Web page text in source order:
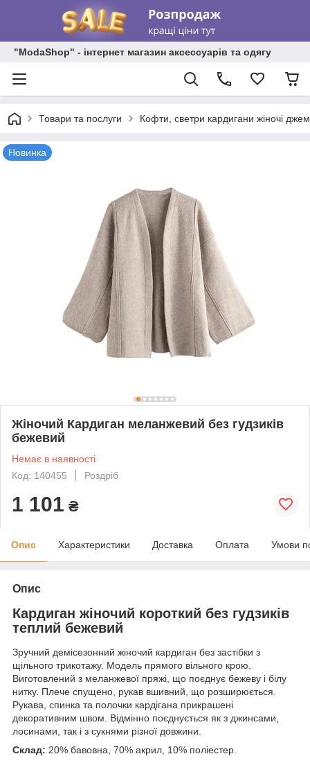
"ModaShop" - інтернет магазин аксессуарів та одягу
Товари та послуги Кофти, светри кардигани жіночі
Новинка
Жіночий Кардиган меланжевий без гудзиків
бежевий
Немає в наявності
Код: 140455
Роздріб
1 101 ₴
Опис Характеристики Доставка Оплата Умови
Опис
Кардиган жіночий короткий без гудзиків
теплий бежевий
Зручний демісезонний жіночий кардиган без застібки з
щільного трикотажу. Модель прямого вільного крою.
Виготовлений з меланжевої пряжі, що поєднує бежеву і білу
нитку. Плече спущено, рукав вшивний, що розширюється.
Рукава, спинка та полочки кардігана прикрашені
декоративним швом. Відмінно поєднується як з джинсами,
лосинами, так і з сукнями різної довжини.
Склад: 20% бавовна, 70% акрил, 10% поліестер.